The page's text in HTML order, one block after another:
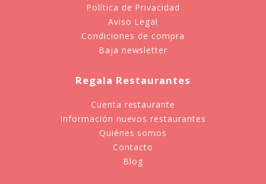
Política de Privacidad
Aviso Legal
Condiciones de compra
Baja newsletter
Regala Restaurantes
Cuenta restaurante
Información nuevos restaurantes
Quiénes somos
Contacto
Blog